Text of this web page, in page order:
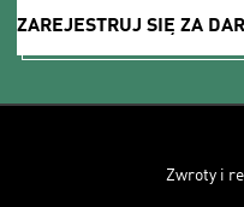
ZAREJESTRUJ SIĘ ZA
Zwroty i